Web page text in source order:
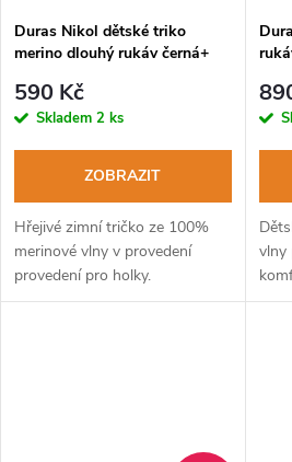
Duras Nikol dětské triko
merino dlouhý rukáv černá+
590 Kč
Skladem 2 ks
ZOBRAZIT
Hřejivé zimní tričko ze 100%
merinové vlny v provedení
provedení pro holky.
vlny